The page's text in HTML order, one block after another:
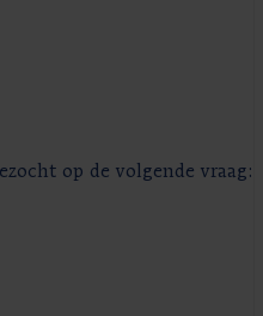
op de volgende vraag: